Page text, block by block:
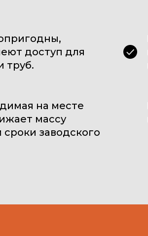
доступ для
труб.
на месте
массу
сроки заводского